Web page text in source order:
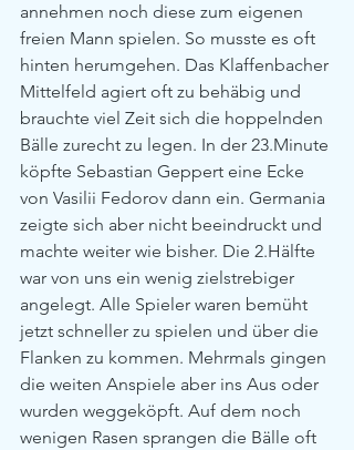
annehmen noch diese zum eigenen
freien Mann spielen. So musste es oft
hinten herumgehen. Das Klaffenbacher
Mittelfeld agiert oft zu behäbig und
brauchte viel Zeit sich die hoppelnden
Bälle zurecht zu legen. In der 23.Minute
köpfte Sebastian Geppert eine Ecke
von Vasilii Fedorov dann ein. Germania
zeigte sich aber nicht beeindruckt und
machte weiter wie bisher. Die 2.Hälfte
war von uns ein wenig zielstrebiger
angelegt. Alle Spieler waren bemüht
jetzt schneller zu spielen und über die
Flanken zu kommen. Mehrmals gingen
die weiten Anspiele aber ins Aus oder
wurden weggeköpft. Auf dem noch
wenigen Rasen sprangen die Bälle oft